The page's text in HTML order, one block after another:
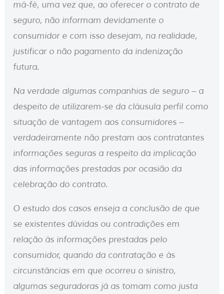
má-fé, uma vez que, ao oferecer o contrato de
seguro, não informam devidamente o
consumidor e com isso desejam, na realidade,
justificar o não pagamento da indenização
futura.
Na verdade algumas companhias de seguro – a
despeito de utilizarem-se da cláusula perfil como
situação de vantagem aos consumidores –
verdadeiramente não prestam aos contratantes
informações seguras a respeito da implicação
das informações prestadas por ocasião da
celebração do contrato.
O estudo dos casos enseja a conclusão de que
se existentes dúvidas ou contradições em
relação às informações prestadas pelo
consumidor, quando da contratação e às
circunstâncias em que ocorreu o sinistro,
algumas seguradoras já as tomam como justa